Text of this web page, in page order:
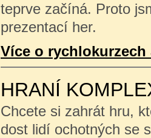
teprve začíná. Proto
prezentací her.
Více o rychlokurzech
HRANÍ
Chcete si zahrát hru,
dost lidí ochotných se